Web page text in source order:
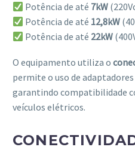
Potência de até 7kW
Potência de até 12,8kW
Potência de até 22kW
O equipamento utiliza o
permite o uso de
garantindo compatibilidade
veículos elétricos.